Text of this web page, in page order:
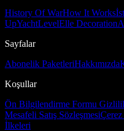
History Of WarHow It Works
UpYachtLevelElle Decoration
Sayfalar
Abonelik PaketleriHakkımızda
Koşullar
Ön Bilgilendirme Formu
Mesafeli Satış SözleşmesiÇerez
İlkeleri